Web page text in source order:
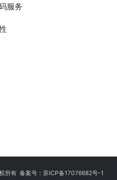
服务
所有 备案号： 苏ICP备17076682号-1